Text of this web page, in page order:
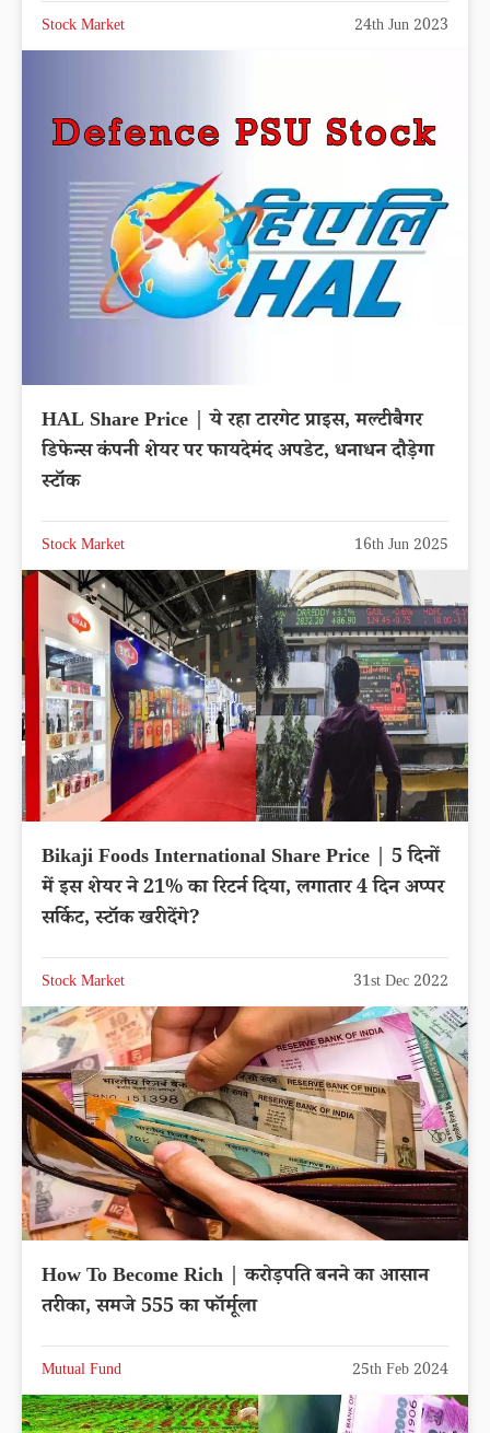
Stock Market 24th Jun 2023
HAL Share Price | ये रहा टारगेट प्राइस, मल्टीबैगर
डिफेन्स कंपनी शेयर पर फायदेमंद अपडेट, धनाधन दौड़ेगा
स्टॉक
Stock Market 16th Jun 2025
Bikaji Foods International Share Price | 5 दिनों
में इस शेयर ने 21% का रिटर्न दिया, लगातार 4 दिन अप्पर
सर्किट, स्टॉक खरीदेंगे?
Stock Market 31st Dec 2022
How To Become Rich | करोड़पति बनने का आसान
तरीका, समजे 555 का फॉर्मूला
Mutual Fund 25th Feb 2024